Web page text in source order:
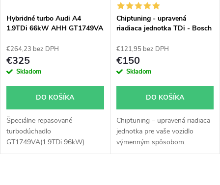
e
p
r
d
u
s
p
r
o
d
u
k
Hybridné turbo Audi A4
1.9TDi 66kW AHH GT1749VA
€264,23 bez DPH
€325
Skladom
DO KOŠÍKA
Špeciálne repasované
turbodúchadlo
GT1749VA(1.9TDi 96kW)
inštalované v obale GT1749V
Chiptuning - upravená
riadiaca jednotka TDi - Bosch
€121,95 bez DPH
€150
Skladom
DO KOŠÍKA
Chiptuning – upravená riadiaca
jednotka pre vaše vozidlo
výmenným spôsobom.